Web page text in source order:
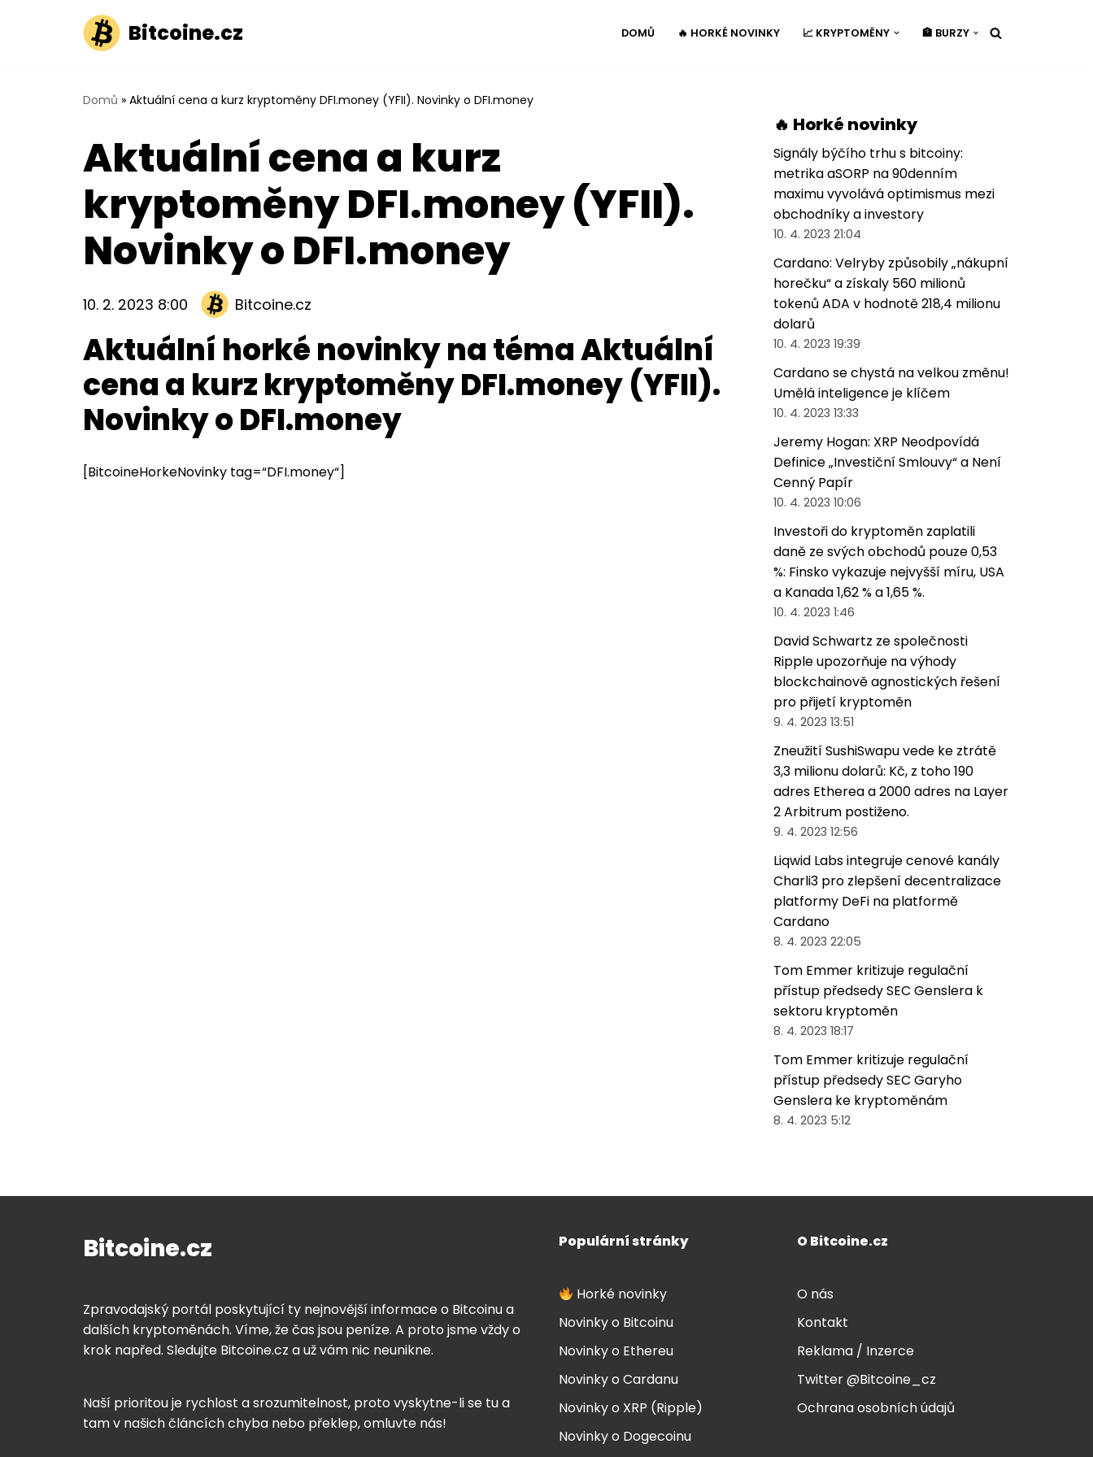
Bitcoine.cz DOMŮ 🔥 HORKÉ NOVINKY 📈 KRYPTOMĚNY 🏦 BURZY
Domů » Aktuální cena a kurz kryptoměny DFI.money (YFII). Novinky o DFI.money
Aktuální cena a kurz
kryptoměny DFI.money (YFII).
Novinky o DFI.money
10. 2. 2023 8:00 Bitcoine.cz
Aktuální horké novinky na téma Aktuální
cena a kurz kryptoměny DFI.money (YFII).
Novinky o DFI.money
[BitcoineHorkeNovinky tag=“DFI.money“]
🔥 Horké novinky
Signály býčího trhu s bitcoiny:
metrika aSORP na 90denním
maximu vyvolává optimismus mezi
obchodníky a investory
10. 4. 2023 21:04
Cardano: Velryby způsobily „nákupní
horečku“ a získaly 560 milionů
tokenů ADA v hodnotě 218,4 milionu
dolarů
10. 4. 2023 19:39
Cardano se chystá na velkou změnu!
Umělá inteligence je klíčem
10. 4. 2023 13:33
Jeremy Hogan: XRP Neodpovídá
Definice „Investiční Smlouvy“ a Není
Cenný Papír
10. 4. 2023 10:06
Investoři do kryptoměn zaplatili
daně ze svých obchodů pouze 0,53
%: Finsko vykazuje nejvyšší míru, USA
a Kanada 1,62 % a 1,65 %.
10. 4. 2023 1:46
David Schwartz ze společnosti
Ripple upozorňuje na výhody
blockchainově agnostických řešení
pro přijetí kryptoměn
9. 4. 2023 13:51
Zneužití SushiSwapu vede ke ztrátě
3,3 milionu dolarů: Kč, z toho 190
adres Etherea a 2000 adres na Layer
2 Arbitrum postiženo.
9. 4. 2023 12:56
Liqwid Labs integruje cenové kanály
Charli3 pro zlepšení decentralizace
platformy DeFi na platformě
Cardano
8. 4. 2023 22:05
Tom Emmer kritizuje regulační
přístup předsedy SEC Genslera k
sektoru kryptoměn
8. 4. 2023 18:17
Tom Emmer kritizuje regulační
přístup předsedy SEC Garyho
Genslera ke kryptoměnám
8. 4. 2023 5:12
Bitcoine.cz
Zpravodajský portál poskytující ty nejnovější informace o Bitcoinu a
dalších kryptoměnách. Víme, že čas jsou peníze. A proto jsme vždy o
krok napřed. Sledujte Bitcoine.cz a už vám nic neunikne.
Naší prioritou je rychlost a srozumitelnost, proto vyskytne-li se tu a
tam v našich článcích chyba nebo překlep, omluvte nás!
Populární stránky
Horké novinky
Novinky o Bitcoinu
Novinky o Ethereu
Novinky o Cardanu
Novinky o XRP (Ripple)
Novinky o Dogecoinu
O Bitcoine.cz
O nás
Kontakt
Reklama / Inzerce
Twitter @Bitcoine_cz
Ochrana osobních údajů